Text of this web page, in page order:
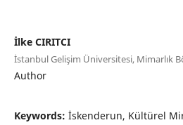
İlke CIRITCI
İstanbul Gelişim Üniversitesi, Mimarlık
Author
Keywords: İskenderun, Kültürel